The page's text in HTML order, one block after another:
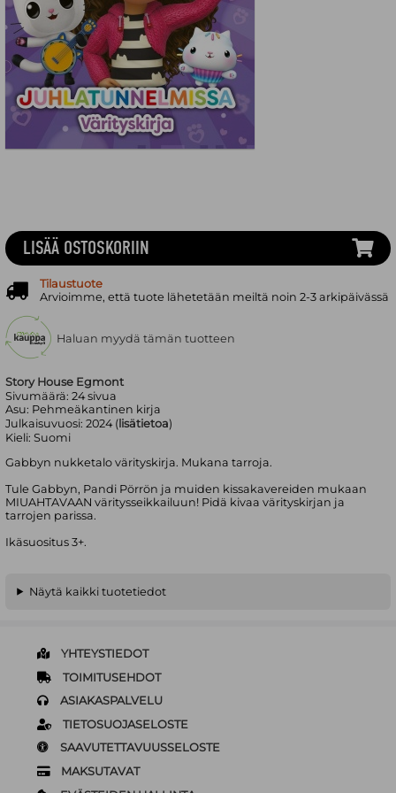
Story House Egmont
Sivumäärä:24sivua
Asu: Pehmeäkantinen kirja
Julkaisuvuosi:2024 ( lisätietoa)
Kieli:Suomi
Gabbyn nukketalo värityskirja. Mukana tarroja.
Tule Gabbyn, Pandi Pörrön ja muiden kissakavereiden mukaan
MIUAHTAVAAN väritysseikkailuun! Pidä kivaa värityskirjan ja
tarrojen parissa.
Ikäsuositus 3+.
LISÄÄ OSTOSKORIIN
Tilaustuote
Arvioimme, että tuote lähetetään meiltä noin 2-3 arkipäivässä
Haluan myydä tämän tuotteen
Näytä kaikki tuotetiedot
YHTEYSTIEDOT
TOIMITUSEHDOT
ASIAKASPALVELU
TIETOSUOJASELOSTE
SAAVUTETTAVUUSSELOSTE
MAKSUTAVAT